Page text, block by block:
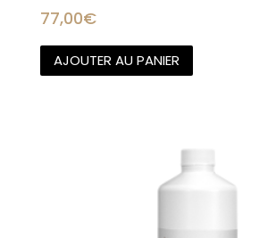
77,00€
AJOUTER AU PANIER